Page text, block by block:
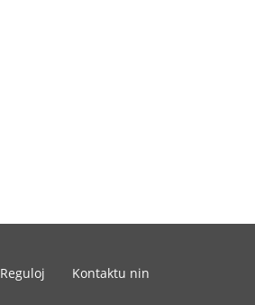
Reguloj Kontaktu nin